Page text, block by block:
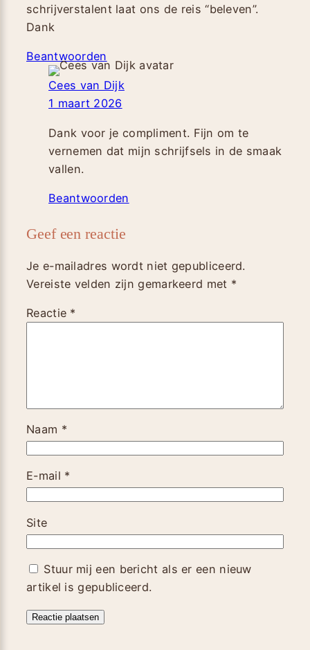
schrijverstalent laat ons de reis “beleven”.
Dank
Beantwoorden
Cees van Dijk
1 maart 2026
Dank voor je compliment. Fijn om te
vernemen dat mijn schrijfsels in de smaak
vallen.
Beantwoorden
Geef een reactie
Je e-mailadres wordt niet gepubliceerd.
Vereiste velden zijn gemarkeerd met *
Reactie *
Naam *
E-mail *
Site
Stuur mij een bericht als er een nieuw
artikel is gepubliceerd.